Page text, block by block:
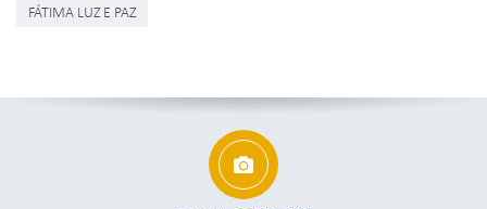
FÁTIMA LUZ E PAZ